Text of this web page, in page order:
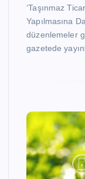
‘Taşınmaz
Yapılmasına
düzenlemeler
gazetede